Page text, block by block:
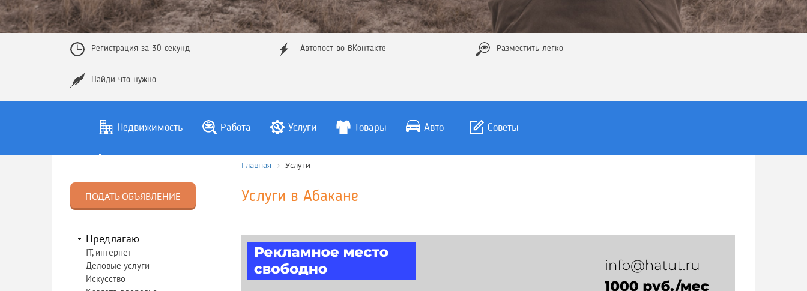
Регистрация за 30 секунд Автопост во ВКонтакте Разместить легко
Найди что нужно
Недвижимость Работа Услуги Товары Авто Советы
ПОДАТЬ ОБЪЯВЛЕНИЕ
Предлагаю
IT, интернет
Деловые услуги
Искусство
Главная Услуги
Услуги в Абакане